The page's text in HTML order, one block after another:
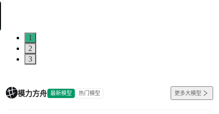
1
2
3
模力方舟 最新模型 热门模型 更多大模型